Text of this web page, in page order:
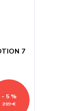
219 €
- 5 %